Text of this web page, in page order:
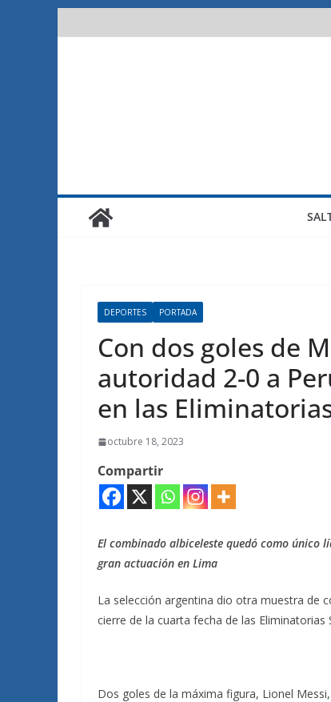
al
DEPORTES PORTADA
Con dos goles de
autoridad 2-0 a
en las
octubre 18, 2023
Compartir
El combinado albiceleste quedó como
gran actuación en Lima
La selección argentina dio otra muestra de
cierre de la cuarta fecha de las Eliminatorias
Dos goles de la máxima figura, Lionel